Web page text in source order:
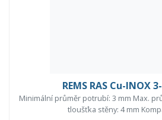
REMS RAS Cu-INOX
Minimální průměr potrubí: 3 mm Max.
tloušťka stěny: 4 mm